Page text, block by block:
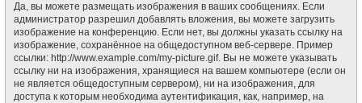
Да, вы можете размещать изображения в ваших сообщениях. Если
администратор разрешил добавлять вложения, вы можете загрузить
изображение на конференцию. Если нет, вы должны указать ссылку на
изображение, сохранённое на общедоступном веб-сервере. Пример
ссылки: http://www.example.com/my-picture.gif. Вы не можете указывать
ссылку ни на изображения, хранящиеся на вашем компьютере (если он
не является общедоступным сервером), ни на изображения, для
доступа к которым необходима аутентификация, как, например, на